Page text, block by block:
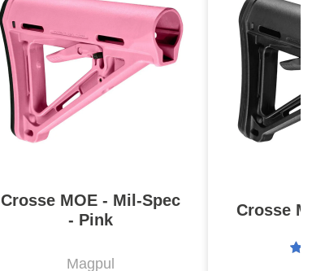
Crosse MOE - Mil-Spec
- Pink
Magpul
Crosse